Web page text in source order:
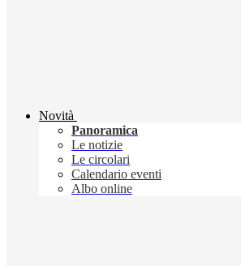
Novità
Panoramica
Le notizie
Le circolari
Calendario eventi
Albo online